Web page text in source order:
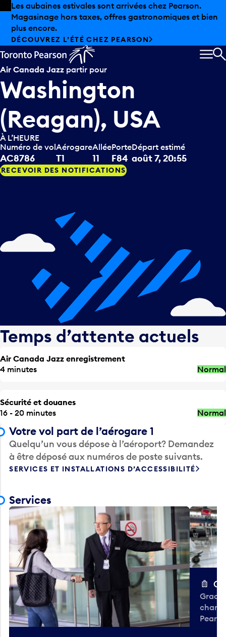
Skip to offers
Passer au contenu principal
Les aubaines estivales sont arrivées chez Pearson.
Magasinage hors taxes, offres gastronomiques et bien
plus encore.
DÉCOUVREZ L’ÉTÉ CHEZ PEARSON
Air Canada Jazz partir pour
Washington
(Reagan), USA
À L’HEURE
Numéro de vol
AC8786
Aérogare
T1
Allée
11
Porte
F84
Départ estimé
août 7, 20:55
RECEVOIR DES NOTIFICATIONS
Temps d’attente actuels
Air Canada Jazz enregistrement
4 minutes
Normal
Sécurité et douanes
16 - 20 minutes
Normal
Votre vol part de l’aérogare 1
Quelqu’un vous dépose à l’aéroport? Demandez
à être déposé aux numéros de poste suivants.
SERVICES ET INSTALLATIONS D’ACCESSIBILITÉ
Services